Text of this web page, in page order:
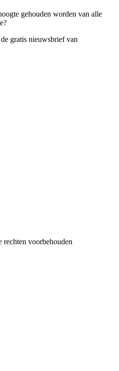
gehouden worden van alle
gratis nieuwsbrief van
rechten voorbehouden